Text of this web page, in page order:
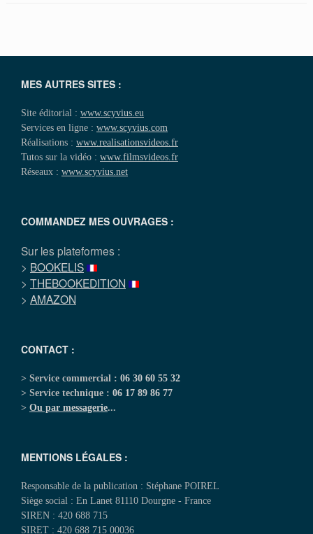
MES AUTRES SITES :
Site éditorial : www.scyvius.eu
Services en ligne : www.scyvius.com
Réalisations : www.realisationsvideos.fr
Tutos sur la vidéo : www.filmsvideos.fr
Réseaux : www.scyvius.net
COMMANDEZ MES OUVRAGES :
Sur les plateformes :
> BOOKELIS
> THEBOOKEDITION
> AMAZON
CONTACT :
> Service commercial : 06 30 60 55 32
> Service technique : 06 17 89 86 77
> Ou par messagerie...
MENTIONS LÉGALES :
Responsable de la publication : Stéphane POIREL
Siège social : En Lanet 81110 Dourgne - France
SIREN : 420 688 715
SIRET : 420 688 715 00036